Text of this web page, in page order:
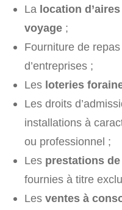
La location
voyage ;
Fourniture de
d’entreprises ;
Les loteries
Les droits
installations à
ou professionnel ;
Les prestations
fournies à titre
Les ventes à